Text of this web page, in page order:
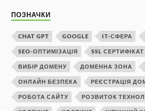
ПОЗНАЧКИ
CHAT GPT GOOGLE IT-СФЕРА
SEO-ОПТИМІЗАЦІЯ SSL СЕРТИФІКАТ
ВИБІР ДОМЕНУ ДОМЕННА ЗОНА
ОНЛАЙН БЕЗПЕКА РЕЄСТРАЦІЯ
РОБОТА САЙТУ РОЗВИТОК